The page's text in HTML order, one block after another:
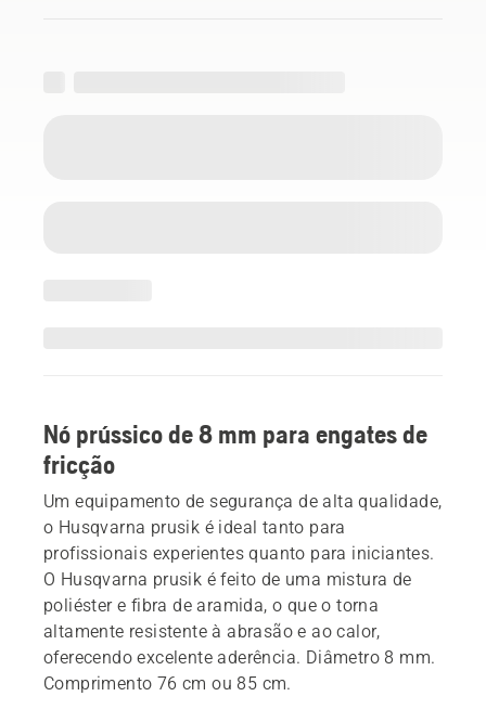
Nó prússico de 8 mm para engates de
fricção
Um equipamento de segurança de alta qualidade,
o Husqvarna prusik é ideal tanto para
profissionais experientes quanto para iniciantes.
O Husqvarna prusik é feito de uma mistura de
poliéster e fibra de aramida, o que o torna
altamente resistente à abrasão e ao calor,
oferecendo excelente aderência. Diâmetro 8 mm.
Comprimento 76 cm ou 85 cm.